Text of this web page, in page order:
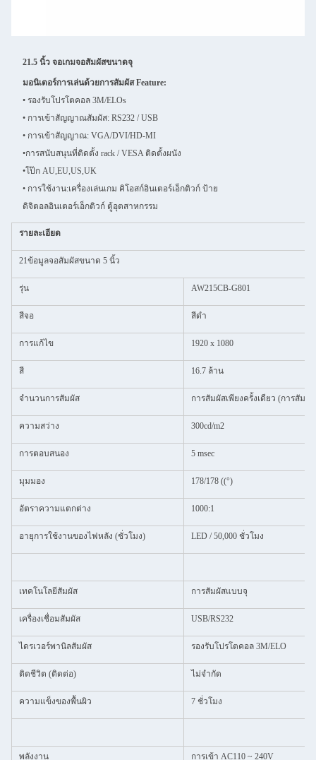
21.5 นิ้ว จอเกมจอสัมผัสขนาดจุ
มอนิเตอร์การเล่นด้วยการสัมผัส Feature:
• รองรับโปรโตคอล 3M/ELOs
• การเข้าสัญญาณสัมผัส: RS232 / USB
• การเข้าสัญญาณ: VGA/DVI/HD-MI
•การสนับสนุนที่ติดตั้ง rack / VESA ติดตั้งผนัง
•โป๊ก AU,EU,US,UK
• การใช้งาน:เครื่องเล่นเกม คิโอสก์อินเตอร์เอ็กติวก์ ป้าย
ดิจิตอลอินเตอร์เอ็กติวก์ ตู้อุตสาหกรรม
รายละเอียด
21ข้อมูลจอสัมผัสขนาด 5 นิ้ว
รุ่น AW215CB-G801
สีจอ สีดํา
การแก้ไข 1920 x 1080
สี 16.7 ล้าน
จํานวนการสัมผัส การสัมผัสเพียงครั้งเดียว (การสัมผั
ความสว่าง 300cd/m2
การตอบสนอง 5 msec
มุมมอง 178/178 ((°)
อัตราความแตกต่าง 1000:1
อายุการใช้งานของไฟหลัง (ชั่วโมง) LED / 50,000 ชั่วโมง
เทคโนโลยีสัมผัส การสัมผัสแบบจุ
เครื่องเชื่อมสัมผัส USB/RS232
ไดรเวอร์พานิลสัมผัส รองรับโปรโตคอล 3M/ELO
ติดชีวิต (ติดต่อ) ไม่จํากัด
ความแข็งของพื้นผิว 7 ชั่วโมง
พลังงาน การเข้า AC110 ~ 240V